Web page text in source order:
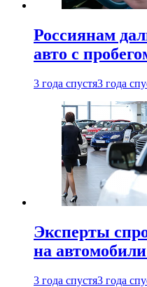
Россиянам
авто с
3 года спустя3 года
Эксперты
на
3 года спустя3 года